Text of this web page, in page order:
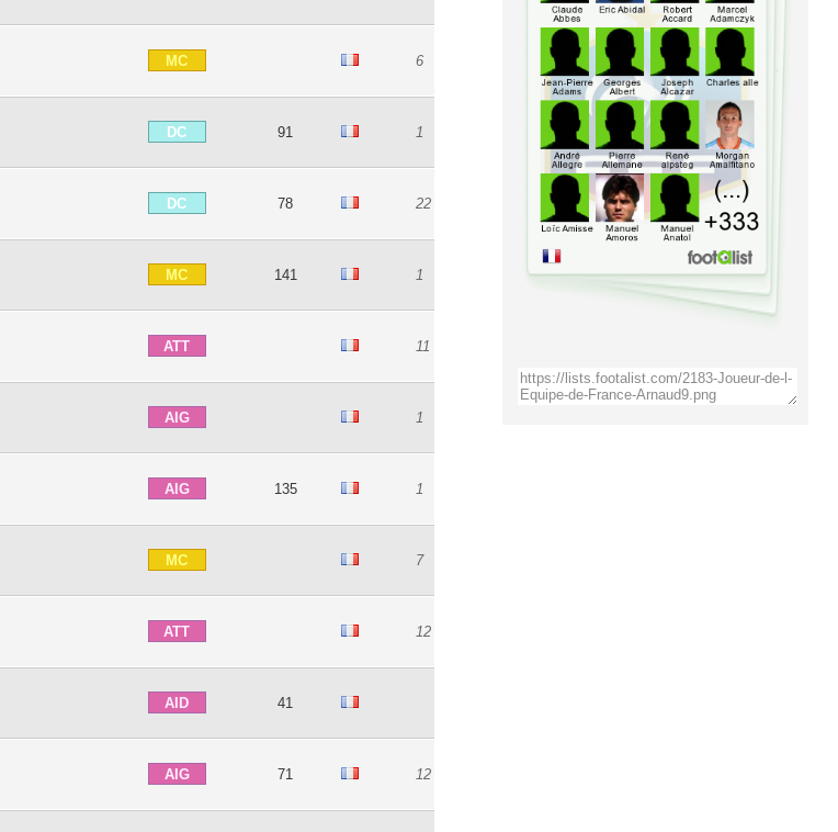
MC 6
DC 91 1
DC 78 22
MC 141 1
ATT 11
AIG 1
AIG 135 1
MC 7
ATT 12
AID 41
AIG 71 12